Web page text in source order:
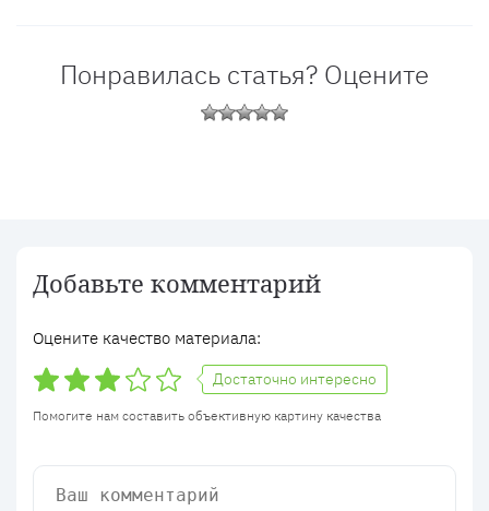
Понравилась статья? Оцените
Добавьте комментарий
Оцените качество материала:
Достаточно интересно
Помогите нам составить объективную картину качества